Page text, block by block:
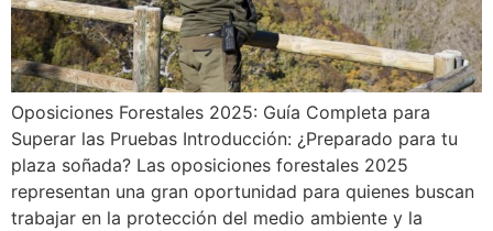
Oposiciones Forestales 2025: Guía Completa para
Superar las Pruebas Introducción: ¿Preparado para tu
plaza soñada? Las oposiciones forestales 2025
representan una gran oportunidad para quienes buscan
trabajar en la protección del medio ambiente y la